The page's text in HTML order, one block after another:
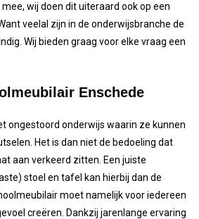
wij doen dit uiteraard ook op een
veelal zijn in de onderwijsbranche de
Wij bieden graag voor elke vraag een
Enschede
ongestoord onderwijs waarin ze kunnen
Het is dan niet de bedoeling dat
aan verkeerd zitten. Een juiste
stoel en tafel kan hierbij dan de
moet namelijk voor iedereen
creëren. Dankzij jarenlange ervaring